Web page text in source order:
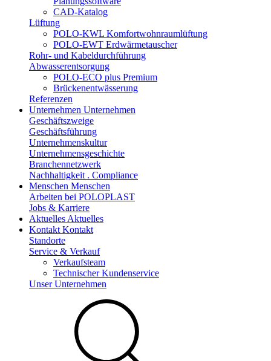
CAD-Katalog
Lüftung
POLO-KWL Komfortwohnraumlüftung
POLO-EWT Erdwärmetauscher
Rohr- und Kabeldurchführung
Abwasserentsorgung
POLO-ECO plus Premium
Brückenentwässerung
Referenzen
Unternehmen Unternehmen
Geschäftszweige
Geschäftsführung
Unternehmenskultur
Unternehmensgeschichte
Branchennetzwerk
Nachhaltigkeit . Compliance
Menschen Menschen
Arbeiten bei POLOPLAST
Jobs & Karriere
Aktuelles Aktuelles
Kontakt Kontakt
Standorte
Service & Verkauf
Verkaufsteam
Technischer Kundenservice
Unser Unternehmen